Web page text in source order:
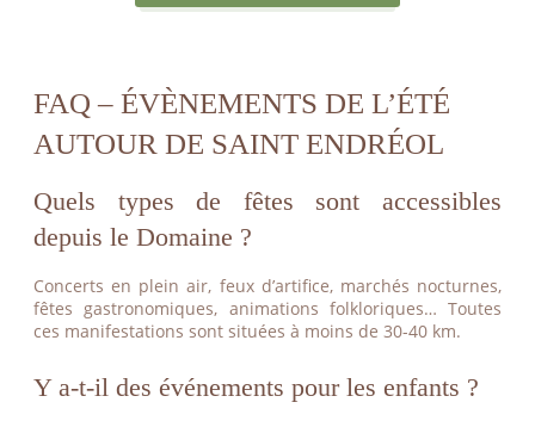
FAQ – ÉVÈNEMENTS DE L’ÉTÉ
AUTOUR DE SAINT ENDRÉOL
Quels types de fêtes sont accessibles
depuis le Domaine ?
Concerts en plein air, feux d’artifice, marchés nocturnes,
fêtes gastronomiques, animations folkloriques… Toutes
ces manifestations sont situées à moins de 30-40 km.
Y a-t-il des événements pour les enfants ?